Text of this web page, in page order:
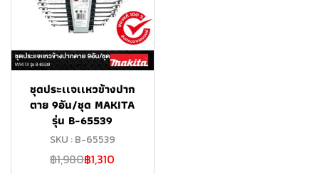
ชุดประเเจเเหวข้างปาก
ตาย 9อัน/ชุด MAKITA
รุ่น B-65539
SKU : B-65539
฿1,980฿1,310